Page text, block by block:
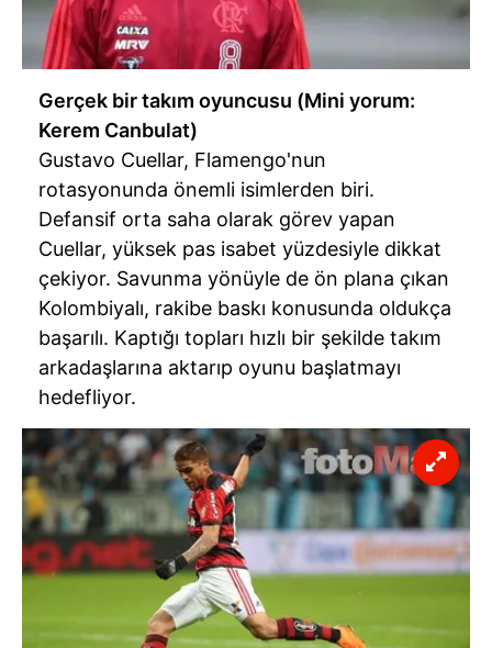
Gerçek bir takım oyuncusu (Mini yorum:
Kerem Canbulat)
Gustavo Cuellar, Flamengo'nun
rotasyonunda önemli isimlerden biri.
Defansif orta saha olarak görev yapan
Cuellar, yüksek pas isabet yüzdesiyle dikkat
çekiyor. Savunma yönüyle de ön plana çıkan
Kolombiyalı, rakibe baskı konusunda oldukça
başarılı. Kaptığı topları hızlı bir şekilde takım
arkadaşlarına aktarıp oyunu başlatmayı
hedefliyor.